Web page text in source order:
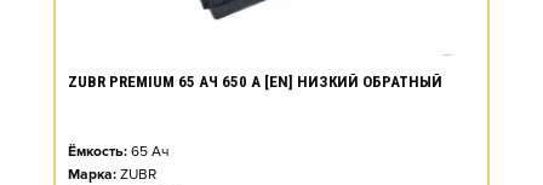
ZUBR PREMIUM 65 АЧ 650 А [EN] НИЗКИЙ ОБРАТНЫЙ
Ёмкость: 65 Ач
Марка: ZUBR